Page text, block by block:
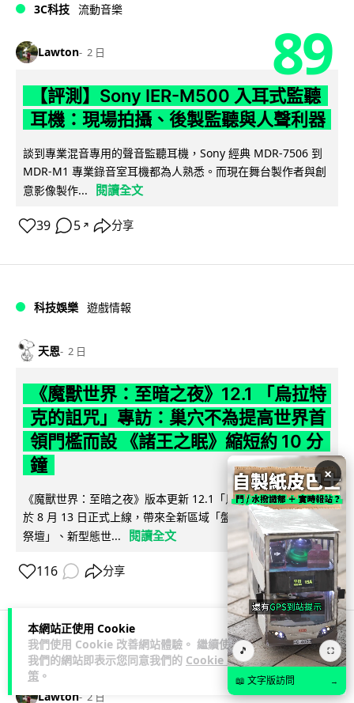
本網站正使用 Cookie
我們使用 Cookie 改善網站體驗。 繼續使用
我們的網站即表示您同意我們的 Cookie 政
策 。
3C科技 流動音樂
Lawton 2 日 89
【評測】Sony IER-M500 入耳式監聽
耳機：現場拍攝、後製監聽與人聲利器
談到專業混音專用的聲音監聽耳機，Sony 經典 MDR-7506 到
MDR-M1 專業錄音室耳機都為人熟悉。而現在舞台製作者與創
意影像製作...
閱讀全文
39 5 ↗ 分享
科技娛樂 遊戲情報
天恩 2 日
《魔獸世界：至暗之夜》12.1 「烏拉特
克的詛咒」專訪：巢穴不為提高世界首
領門檻而設 《諸王之眠》縮短約 10 分
鐘
《魔獸世界：至暗之夜》版本更新 12.1「烏拉特克的詛咒」將
於 8 月 13 日正式上線，帶來全新區域「盤蛇島」、地城「毒牙
祭壇」、新型態世...
閱讀全文
116 分享
科技娛樂 遊戲情報
Lawton 2 日
×
🎵 ⛶
📖 文字版訪問 →